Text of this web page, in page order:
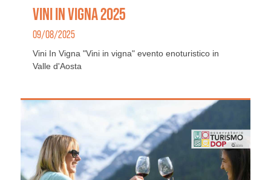
VINI IN VIGNA 2025
09/08/2025
Vini In Vigna "Vini in vigna" evento enoturistico in
Valle d'Aosta